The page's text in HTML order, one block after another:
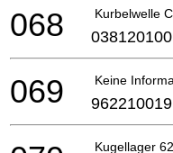
Kurbelwelle
068 038120100
Keine
069 962210019
Kugellager